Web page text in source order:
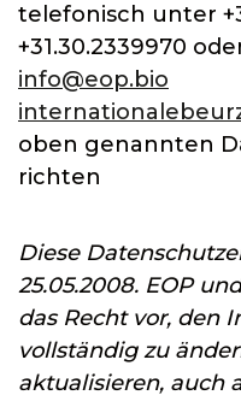
telefonisch unter
+31.30.2339970
info@eop.bio
oben genannten
richten
Diese
25.05.2008. EOP
das Recht vor, den
vollständig zu
aktualisieren, auch